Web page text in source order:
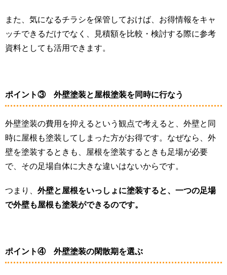
また、気になるチラシを保管しておけば、お得情報をキャ
ッチできるだけでなく、見積額を比較・検討する際に参考
資料としても活用できます。
ポイント③ 外壁塗装と屋根塗装を同時に行なう
外壁塗装の費用を抑えるという観点で考えると、外壁と同
時に屋根も塗装してしまった方がお得です。なぜなら、外
壁を塗装するときも、屋根を塗装するときも足場が必要
で、その足場自体に大きな違いはないからです。
つまり、 外壁と屋根をいっしょに塗装すると、一つの足場
で外壁も屋根も塗装ができるのです。
ポイント④ 外壁塗装の閑散期を選ぶ